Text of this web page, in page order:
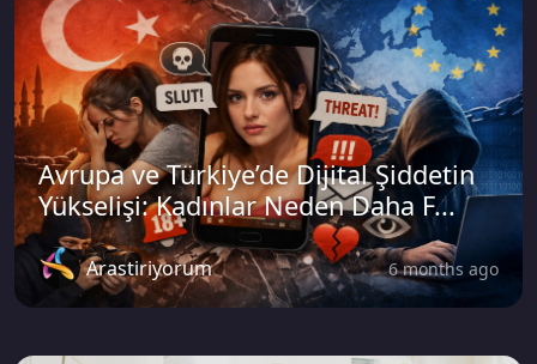
Avrupa ve Türkiye’de Dijital Şiddetin
Yükselişi: Kadınlar Neden Daha F...
Arastiriyorum 6 months ago